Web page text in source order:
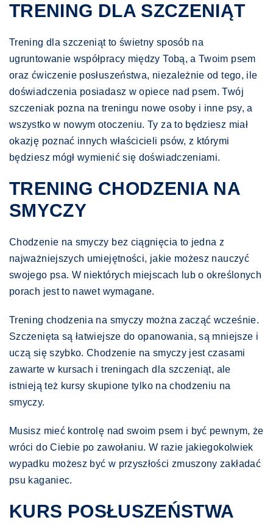
TRENING DLA SZCZENIĄT
Trening dla szczeniąt to świetny sposób na
ugruntowanie współpracy między Tobą, a Twoim psem
oraz ćwiczenie posłuszeństwa, niezależnie od tego, ile
doświadczenia posiadasz w opiece nad psem. Twój
szczeniak pozna na treningu nowe osoby i inne psy, a
wszystko w nowym otoczeniu. Ty za to będziesz miał
okazję poznać innych właścicieli psów, z którymi
będziesz mógł wymienić się doświadczeniami.
TRENING CHODZENIA NA
SMYCZY
Chodzenie na smyczy bez ciągnięcia to jedna z
najważniejszych umiejętności, jakie możesz nauczyć
swojego psa. W niektórych miejscach lub o określonych
porach jest to nawet wymagane.
Trening chodzenia na smyczy można zacząć wcześnie.
Szczenięta są łatwiejsze do opanowania, są mniejsze i
uczą się szybko. Chodzenie na smyczy jest czasami
zawarte w kursach i treningach dla szczeniąt, ale
istnieją też kursy skupione tylko na chodzeniu na
smyczy.
Musisz mieć kontrolę nad swoim psem i być pewnym, że
wróci do Ciebie po zawołaniu. W razie jakiegokolwiek
wypadku możesz być w przyszłości zmuszony zakładać
psu kaganiec.
KURS POSŁUSZEŃSTWA